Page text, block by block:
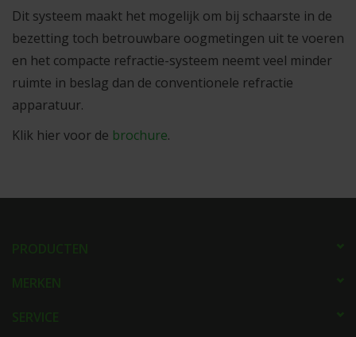
partners kunnen deze gegevens combineren met andere
informatie die u aan ze heeft verstrekt of die ze hebben
Dit systeem maakt het mogelijk om bij schaarste in de
bezetting toch betrouwbare oogmetingen uit te voeren
en het compacte refractie-systeem neemt veel minder
ruimte in beslag dan de conventionele refractie
apparatuur.
Klik hier voor de brochure.
PRODUCTEN
MERKEN
SERVICE